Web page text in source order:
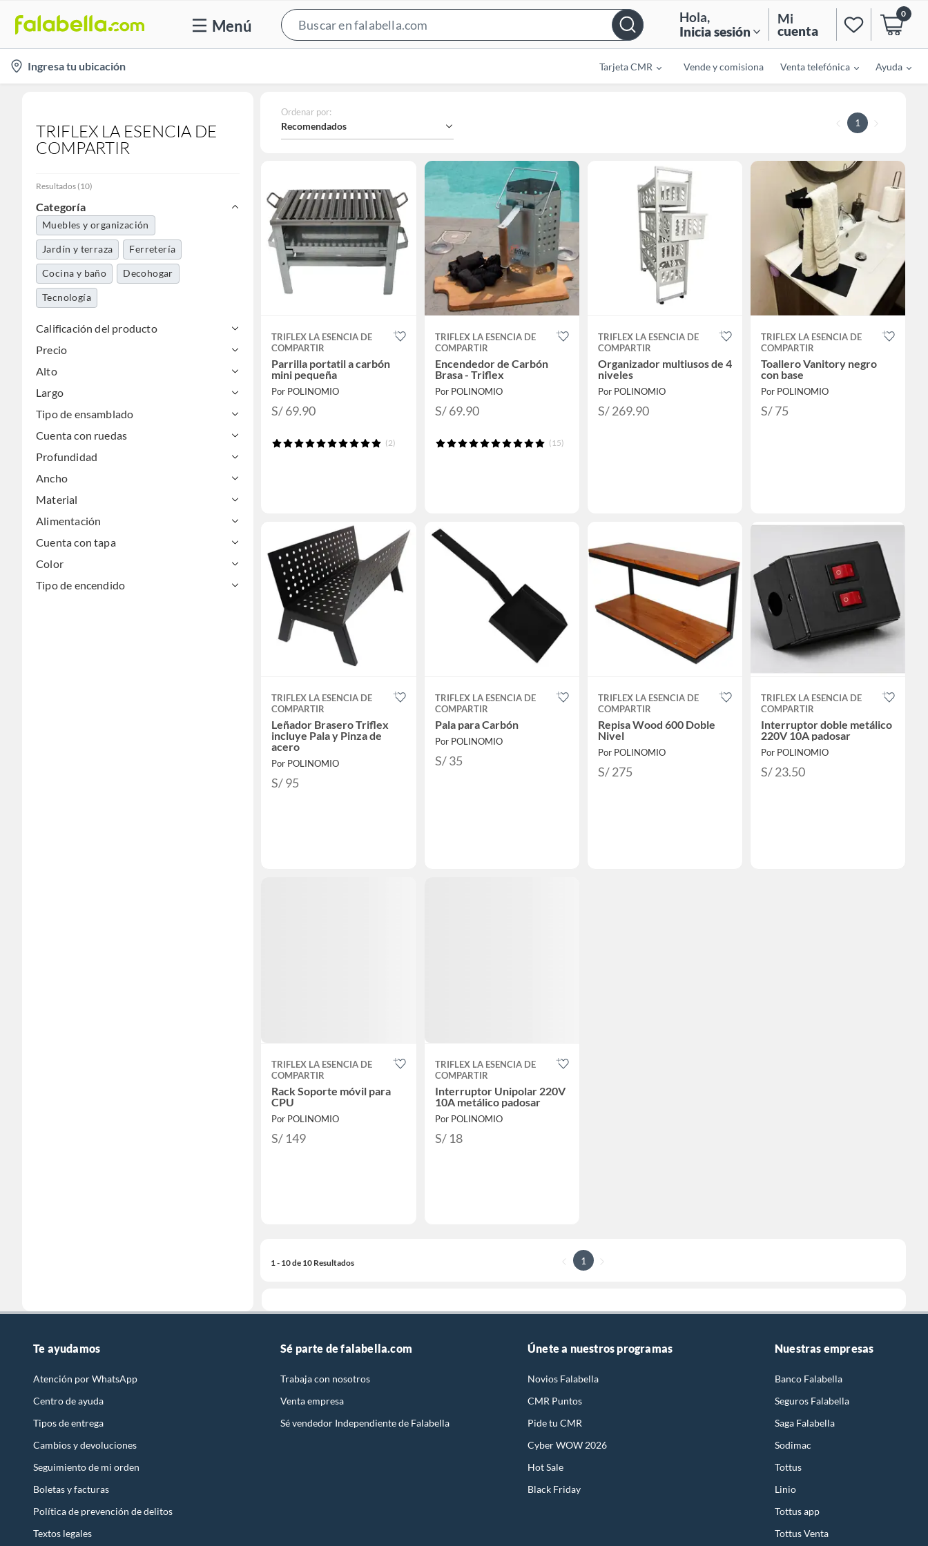
Menú
Bar
Hola,
Inicia sesión
Mi
cuenta
0
location-
icon
Ingresa tu ubicación Tarjeta CMR Vende y comisiona Venta telefónica Ayuda
TRIFLEX LA ESENCIA DE
COMPARTIR
Resultados (10)
Categoría
Muebles y organización
Jardín y terraza Ferretería
Cocina y baño Decohogar
Tecnología
Calificación del producto
Precio
Alto
Largo
Tipo de ensamblado
Cuenta con ruedas
Profundidad
Ancho
Material
Alimentación
Cuenta con tapa
Color
Tipo de encendido
Ordenar por:
Recomendados 1
TRIFLEX LA ESENCIA DE
COMPARTIR
Parrilla portatil a carbón
mini pequeña
Por POLINOMIO
S/ 69.90
(2)
TRIFLEX LA ESENCIA DE
COMPARTIR
Encendedor de Carbón
Brasa - Triflex
Por POLINOMIO
S/ 69.90
(15)
TRIFLEX LA ESENCIA DE
COMPARTIR
Organizador multiusos de 4
niveles
Por POLINOMIO
S/ 269.90
TRIFLEX LA ESENCIA DE
COMPARTIR
Toallero Vanitory negro
con base
Por POLINOMIO
S/ 75
TRIFLEX LA ESENCIA DE
COMPARTIR
Leñador Brasero Triflex
incluye Pala y Pinza de
acero
Por POLINOMIO
S/ 95
TRIFLEX LA ESENCIA DE
COMPARTIR
Pala para Carbón
Por POLINOMIO
S/ 35
TRIFLEX LA ESENCIA DE
COMPARTIR
Repisa Wood 600 Doble
Nivel
Por POLINOMIO
S/ 275
TRIFLEX LA ESENCIA DE
COMPARTIR
Interruptor doble metálico
220V 10A padosar
Por POLINOMIO
S/ 23.50
TRIFLEX LA ESENCIA DE
COMPARTIR
Rack Soporte móvil para
CPU
Por POLINOMIO
S/ 149
TRIFLEX LA ESENCIA DE
COMPARTIR
Interruptor Unipolar 220V
10A metálico padosar
Por POLINOMIO
S/ 18
1 - 10 de 10 Resultados 1
Te ayudamos
Atención por WhatsApp
Centro de ayuda
Tipos de entrega
Cambios y devoluciones
Seguimiento de mi orden
Boletas y facturas
Política de prevención de delitos
Textos legales
Sé parte de falabella.com
Trabaja con nosotros
Venta empresa
Sé vendedor Independiente de Falabella
Únete a nuestros programas
Novios Falabella
CMR Puntos
Pide tu CMR
Cyber WOW 2026
Hot Sale
Black Friday
Nuestras empresas
Banco Falabella
Seguros Falabella
Saga Falabella
Sodimac
Tottus
Linio
Tottus app
Tottus Venta